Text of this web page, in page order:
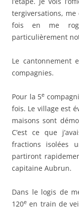
tergiversations,
fois en me
particulièrement
Le cantonnement
compagnies.
Pour la 5e
fois. Le village est
maisons sont
C’est ce que
fractions isolées
partiront
capitaine Aubrun.
Dans le logis de
120e en train de